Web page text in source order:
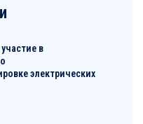
в
электрических